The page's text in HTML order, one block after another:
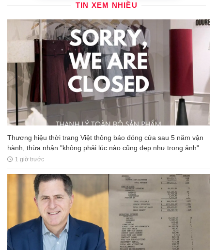
TIN XEM NHIỀU
Thương hiệu thời trang Việt thông báo đóng cửa sau 5 năm vận
hành, thừa nhận "không phải lúc nào cũng đẹp như trong ảnh"
1 giờ trước